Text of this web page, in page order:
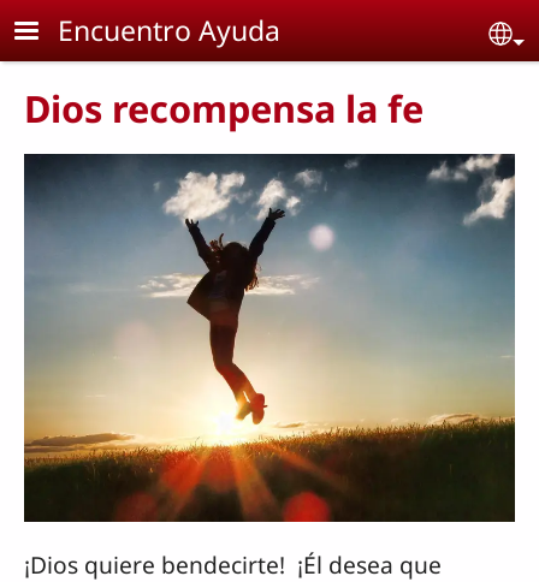
Skip to main content
Encuentro Ayuda
Dios recompensa la fe
¡Dios quiere bendecirte! ¡Él desea que